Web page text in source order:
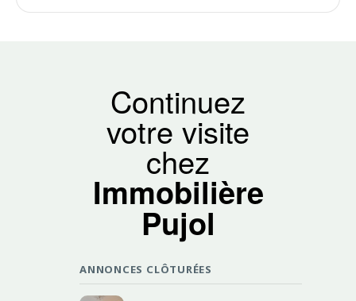
Continuez
votre visite
chez
Immobilière
Pujol
ANNONCES CLÔTURÉES